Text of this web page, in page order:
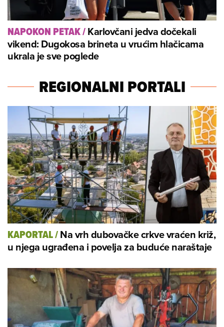
NAPOKON PETAK/Karlovčani jedva dočekali
vikend: Dugokosa brineta u vrućim hlačicama
ukrala je sve poglede
REGIONALNI PORTALI
KAPORTAL/Na vrh dubovačke crkve vraćen križ,
u njega ugrađena i povelja za buduće naraštaje